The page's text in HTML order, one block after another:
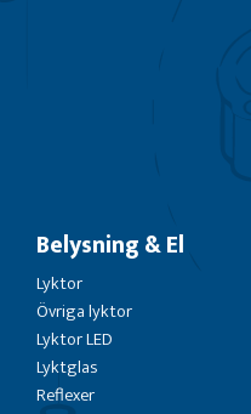
Belysning & El
Lyktor
Övriga lyktor
Lyktor LED
Lyktglas
Reflexer